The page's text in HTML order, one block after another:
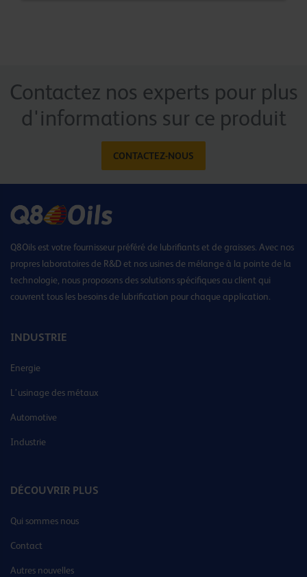
Contactez nos experts pour plus
d'informations sur ce produit
CONTACTEZ-NOUS
Q8Oils est votre fournisseur préféré de lubrifiants et de graisses. Avec nos
propres laboratoires de R&D et nos usines de mélange à la pointe de la
technologie, nous proposons des solutions spécifiques au client qui
couvrent tous les besoins de lubrification pour chaque application.
INDUSTRIE
Energie
L’usinage des métaux
Automotive
Industrie
DÉCOUVRIR PLUS
Qui sommes nous
Contact
Autres nouvelles